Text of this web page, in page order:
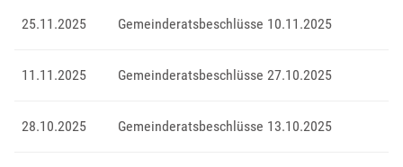
25.11.2025 Gemeinderatsbeschlüsse 10.11.2025
11.11.2025 Gemeinderatsbeschlüsse 27.10.2025
28.10.2025 Gemeinderatsbeschlüsse 13.10.2025